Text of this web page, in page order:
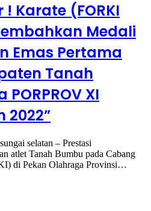
! Karate (FORKI
Medali
Emas Pertama
Tanah
XI
2022”
selatan – Prestasi
atlet Tanah Bumbu pada Cabang
di Pekan Olahraga Provinsi…